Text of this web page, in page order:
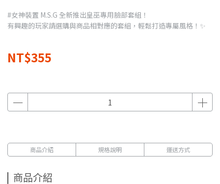
#女神裝置 M.S.G 全新推出皇巫專用臉部套組！
有興趣的玩家請選購與商品相對應的套組，輕鬆打造專屬風格！✨
NT$355
商品介紹 規格說明 運送方式
商品介紹